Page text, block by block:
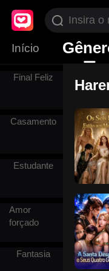
Início
Final Triste
Final Feliz
Casamento
Estudante
Amor
forçado
Fantasia